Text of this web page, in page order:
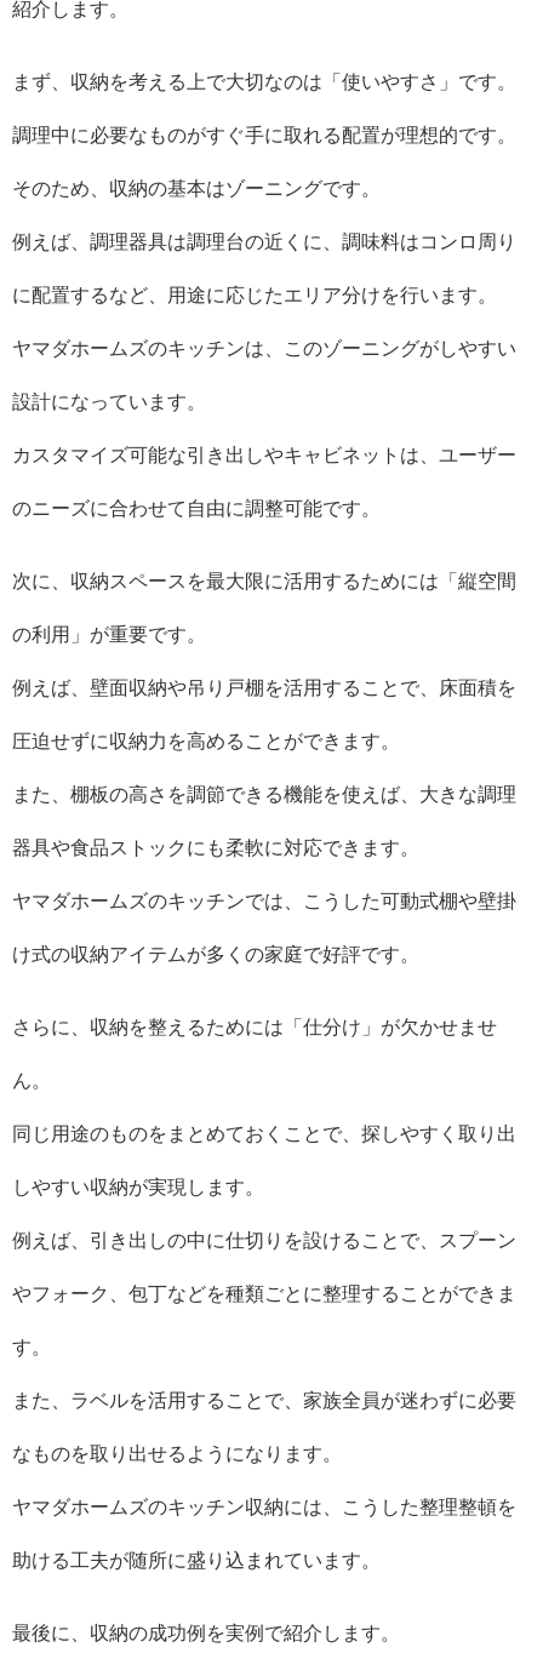
紹介します。
まず、収納を考える上で大切なのは「使いやすさ」です。
調理中に必要なものがすぐ手に取れる配置が理想的です。
そのため、収納の基本はゾーニングです。
例えば、調理器具は調理台の近くに、調味料はコンロ周り
に配置するなど、用途に応じたエリア分けを行います。
ヤマダホームズのキッチンは、このゾーニングがしやすい
設計になっています。
カスタマイズ可能な引き出しやキャビネットは、ユーザー
のニーズに合わせて自由に調整可能です。
次に、収納スペースを最大限に活用するためには「縦空間
の利用」が重要です。
例えば、壁面収納や吊り戸棚を活用することで、床面積を
圧迫せずに収納力を高めることができます。
また、棚板の高さを調節できる機能を使えば、大きな調理
器具や食品ストックにも柔軟に対応できます。
ヤマダホームズのキッチンでは、こうした可動式棚や壁掛
け式の収納アイテムが多くの家庭で好評です。
さらに、収納を整えるためには「仕分け」が欠かせませ
ん。
同じ用途のものをまとめておくことで、探しやすく取り出
しやすい収納が実現します。
例えば、引き出しの中に仕切りを設けることで、スプーン
やフォーク、包丁などを種類ごとに整理することができま
す。
また、ラベルを活用することで、家族全員が迷わずに必要
なものを取り出せるようになります。
ヤマダホームズのキッチン収納には、こうした整理整頓を
助ける工夫が随所に盛り込まれています。
最後に、収納の成功例を実例で紹介します。